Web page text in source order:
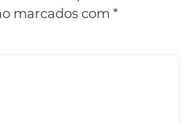
marcados com *